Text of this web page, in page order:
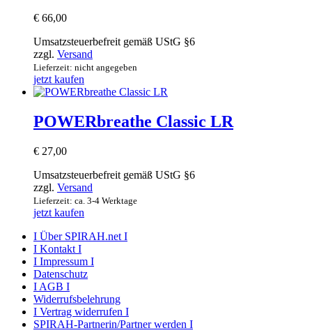
€ 66,00
Umsatzsteuerbefreit gemäß UStG §6
zzgl. Versand
Lieferzeit: nicht angegeben
jetzt kaufen
POWERbreathe Classic LR
€ 27,00
Umsatzsteuerbefreit gemäß UStG §6
zzgl. Versand
Lieferzeit: ca. 3-4 Werktage
jetzt kaufen
I Über SPIRAH.net I
I Kontakt I
I Impressum I
Datenschutz
I AGB I
Widerrufsbelehrung
I Vertrag widerrufen I
SPIRAH-Partnerin/Partner werden I